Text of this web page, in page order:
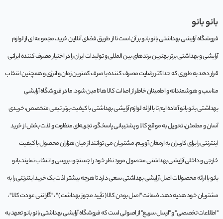
بانو بانو
فروشگاه آرایشی بهداشتی بانو بانو بر آن است تا از طریق فضای آنلاین خرید، مجموعه‌ ای از لوازم
آرایشی و بهداشتی برتر بهترین برندهای بین المللی و تولیدات ایران را در اختیار مصرف کننده ایرانی
قرار دهد به طوری که حداکثر رضایت مصرف کننده با صرف کمترین زمان و انرژی و همچنین انتخاب
مناسب و هوشمندانه و اطمینان خاطر از اصالت کالا ها تامین شود. ما در فروشگاه آرایشی
بهداشتی بانو بانو آماده ایم تا با ارائه لوازم آرایشی بهداشتی با کیفیت برتر، تیمی متخصص، خریدی
آسان و مطمئن، تحویل به موقع کالا و پشتیبانی پاسخگو، تجربه‌ای متفاوت و لذت بخش از خرید
اینترنتی را برای کاربران به ارمغان آوریم. مشتريان می توانند از ميان هزاران محصول با کيفيت
خارجی و داخلی آرایشی بهداشتی محصول مورد نظر خود را جستجو ، بررسی و انتخاب نمايند.بانو
بانو با ارائه محصولات اصل آرایشی بهداشتی سعی دارد تا هرچه بیشتر لذت یک خرید اینترنتی را به
مشتریان خود هدیه دهد. ضمانت "اصل بودن کالا ( تأیید مجوز بهداشت ) " ، "گارانتی عودت کالا" ،
"اطلاعات تخصصی" و "ارسال سریع" از اصولی است که فروشگاه آرایشی بهداشتی بانو بانو تعهد به